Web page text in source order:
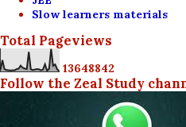
Slow learners materials
Total Pageviews
13648842
Follow the Zeal Study